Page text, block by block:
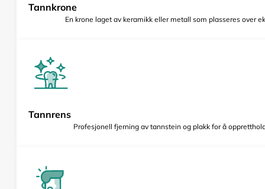
Tannkrone
En krone laget av keramikk eller metall som plasseres over
Tannrens
Profesjonell fjerning av tannstein og plakk for å